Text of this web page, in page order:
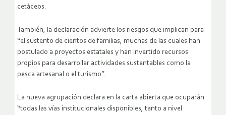
cetáceos.
También, la declaración advierte los riesgos que implican para
“el sustento de cientos de familias, muchas de las cuales han
postulado a proyectos estatales y han invertido recursos
propios para desarrollar actividades sustentables como la
pesca artesanal o el turismo”.
La nueva agrupación declara en la carta abierta que ocuparán
“todas las vías institucionales disponibles, tanto a nivel